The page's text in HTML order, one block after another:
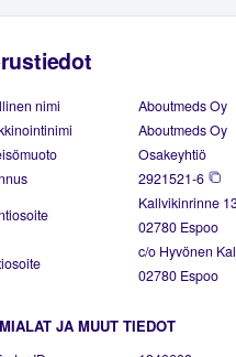
nimi
Aboutmeds Oy
Aboutmeds Oy
Osakeyhtiö
2921521-6
Kallvikinrinne
02780 Espoo
c/o Hyvönen
02780 Espoo
JA MUUT TIEDOT